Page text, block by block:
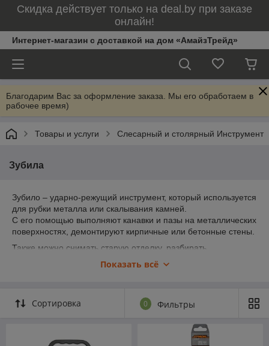
Скидка действует только на deal.by при заказе
онлайн!
Интернет-магазин с доставкой на дом «АмайзТрейд»
Благодарим Вас за оформление заказа. Мы его обработаем в
рабочее время)
Товары и услуги Слесарный и столярный Инструмент
Зубила
Зубило – ударно-режущий инструмент, который используется
для рубки металла или скалывания камней.
С его помощью выполняют канавки и пазы на металлических
поверхностях, демонтируют кирпичные или бетонные стены.
Также можно снимать старую отделку, разбирать
спресованное оборудование, вынимать гвозди или
задач.
Показать всё
Сортировка 0 Фильтры